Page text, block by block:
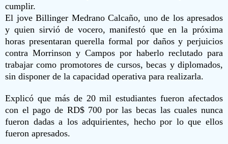
cumplir.
El jove Billinger Medrano Calcaño, uno de los apresados
y quien sirvió de vocero, manifestó que en la próxima
horas presentaran querella formal por daños y perjuicios
contra Morrinson y Campos por haberlo reclutado para
trabajar como promotores de cursos, becas y diplomados,
sin disponer de la capacidad operativa para realizarla.
Explicó que más de 20 mil estudiantes fueron afectados
con el pago de RD$ 700 por las becas las cuales nunca
fueron dadas a los adquirientes, hecho por lo que ellos
fueron apresados.